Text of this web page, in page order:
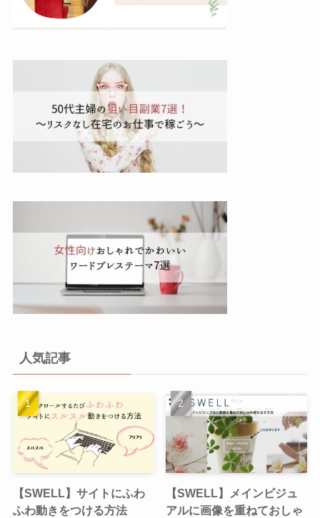
人気記事
【SWELL】サイトにふわ
ふわ動きをつける方法
【SWELL】メインビジュ
アルに画像を重ねておしゃ